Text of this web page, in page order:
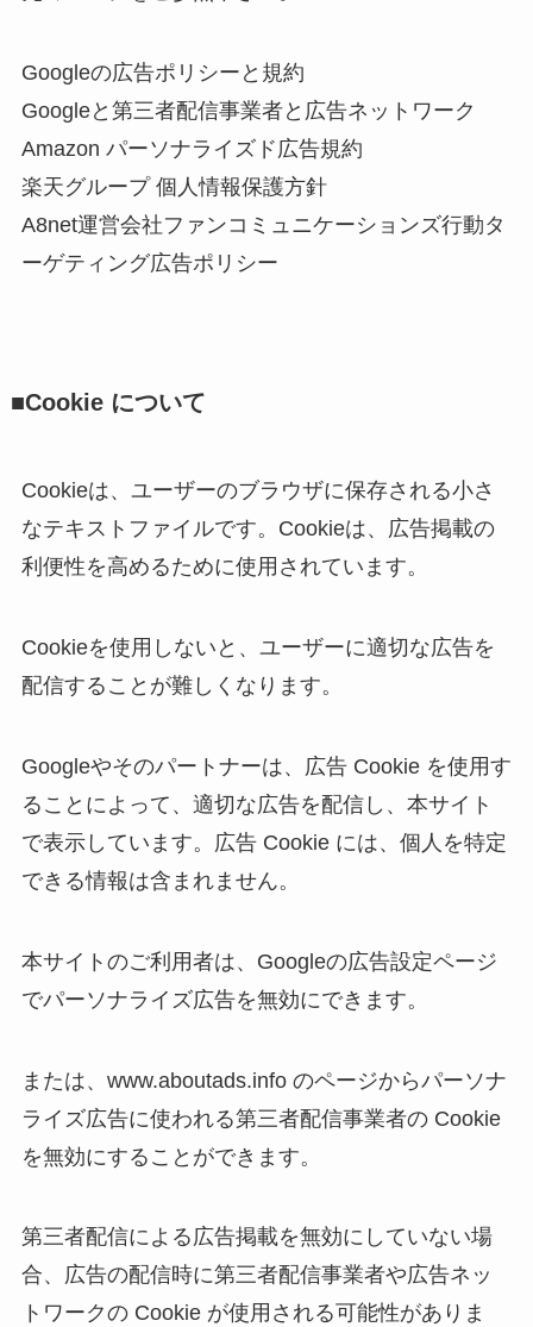
Googleの広告ポリシーと規約
Googleと第三者配信事業者と広告ネットワーク
Amazon パーソナライズド広告規約
楽天グループ 個人情報保護方針
A8net運営会社ファンコミュニケーションズ行動タ
ーゲティング広告ポリシー
■Cookie について
Cookieは、ユーザーのブラウザに保存される小さ
なテキストファイルです。Cookieは、広告掲載の
利便性を高めるために使用されています。
Cookieを使用しないと、ユーザーに適切な広告を
配信することが難しくなります。
Googleやそのパートナーは、広告 Cookie を使用す
ることによって、適切な広告を配信し、本サイト
で表示しています。広告 Cookie には、個人を特定
できる情報は含まれません。
本サイトのご利用者は、Googleの広告設定ページ
でパーソナライズ広告を無効にできます。
または、www.aboutads.info のページからパーソナ
ライズ広告に使われる第三者配信事業者の Cookie
を無効にすることができます。
第三者配信による広告掲載を無効にしていない場
合、広告の配信時に第三者配信事業者や広告ネッ
トワークの Cookie が使用される可能性がありま